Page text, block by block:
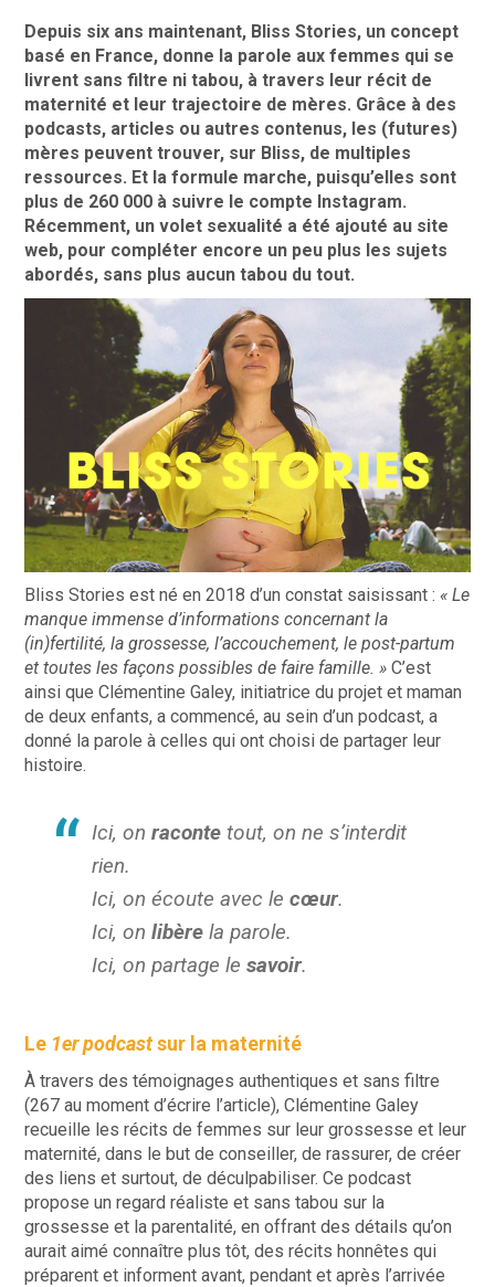
Depuis six ans maintenant, Bliss Stories, un concept
basé en France, donne la parole aux femmes qui se
livrent sans filtre ni tabou, à travers leur récit de
maternité et leur trajectoire de mères. Grâce à des
podcasts, articles ou autres contenus, les (futures)
mères peuvent trouver, sur Bliss, de multiples
ressources. Et la formule marche, puisqu’elles sont
plus de 260 000 à suivre le compte Instagram.
Récemment, un volet sexualité a été ajouté au site
web, pour compléter encore un peu plus les sujets
abordés, sans plus aucun tabou du tout.
Bliss Stories est né en 2018 d’un constat saisissant : « Le
manque immense d’informations concernant la
(in)fertilité, la grossesse, l’accouchement, le post-partum
et toutes les façons possibles de faire famille. »C’est
ainsi que Clémentine Galey, initiatrice du projet et maman
de deux enfants, a commencé, au sein d’un podcast, a
donné la parole à celles qui ont choisi de partager leur
histoire.
Ici, onraconte tout, on ne s’interdit
rien.
Ici, on écoute avec lecœur.
Ici, onlibère la parole.
Ici, on partage lesavoir.
Le 1er podcastsur la maternité
À travers des témoignages authentiques et sans filtre
(267 au moment d’écrire l’article), Clémentine Galey
recueille les récits de femmes sur leur grossesse et leur
maternité, dans le but de conseiller, de rassurer, de créer
des liens et surtout, de déculpabiliser. Ce podcast
propose un regard réaliste et sans tabou sur la
grossesse et la parentalité, en offrant des détails qu’on
aurait aimé connaître plus tôt, des récits honnêtes qui
préparent et informent avant, pendant et après l’arrivée